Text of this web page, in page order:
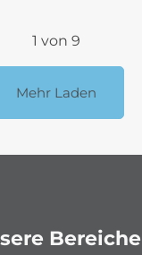
1 von 9
Mehr Laden
Bereiche